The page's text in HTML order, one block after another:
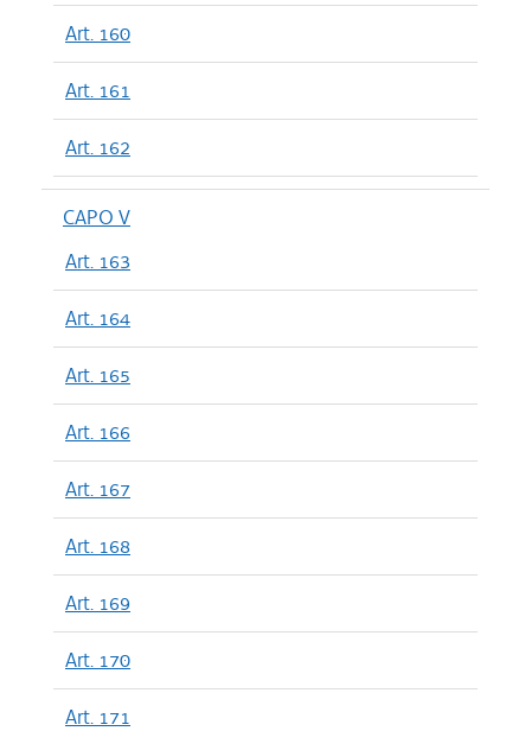
Art. 160
Art. 161
Art. 162
CAPO V
Art. 163
Art. 164
Art. 165
Art. 166
Art. 167
Art. 168
Art. 169
Art. 170
Art. 171